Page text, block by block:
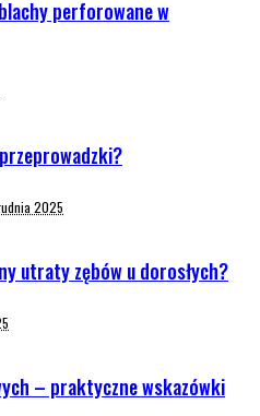
perforowane w
2025
utraty zębów u dorosłych?
– praktyczne wskazówki